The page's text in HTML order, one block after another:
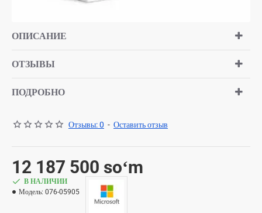
ТОП БРЕНД
ОПИСАНИЕ
ОТЗЫВЫ
ПОДРОБНО
Отзывы: 0 - Оставить отзыв
12 187 500 soʻm
В НАЛИЧИИ
Модель: 076-05905